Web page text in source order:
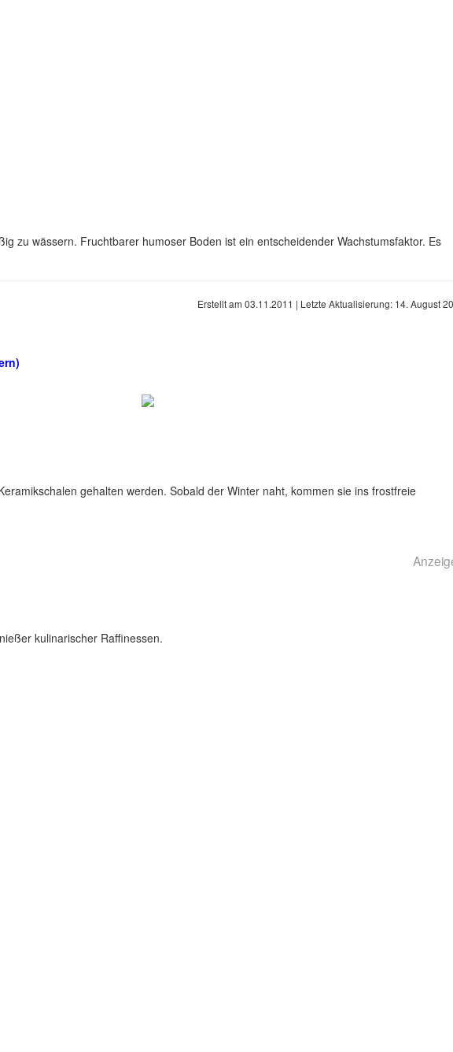
zu wässern. Fruchtbarer humoser Boden ist ein entscheidender Wachstumsfaktor. Es
Erstellt am 03.11.2011 | Letzte Aktualisierung: 14. August
gehalten werden. Sobald der Winter naht, kommen sie ins frostfreie
kulinarischer Raffinessen.